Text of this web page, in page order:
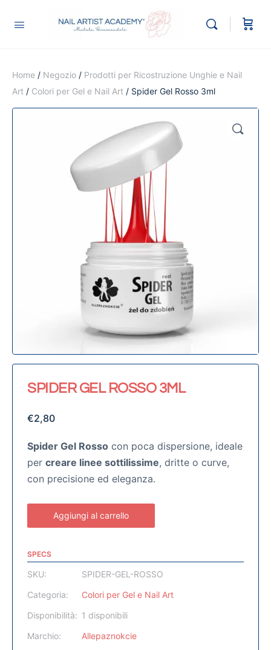
Home / Negozio / Prodotti per Ricostruzione Unghie e Nail
Art / Colori per Gel e Nail Art / Spider Gel Rosso 3ml
🔍
SPIDER GEL ROSSO 3ML
€2,80
Spider Gel Rosso con poca dispersione, ideale
per creare linee sottilissime, dritte o curve,
con precisione ed eleganza.
Aggiungi al carrello
SPECS
SKU:
SPIDER-GEL-ROSSO
Categoria:
Colori per Gel e Nail Art
Disponibilità: 1 disponibili
Marchio:
Allepaznokcie